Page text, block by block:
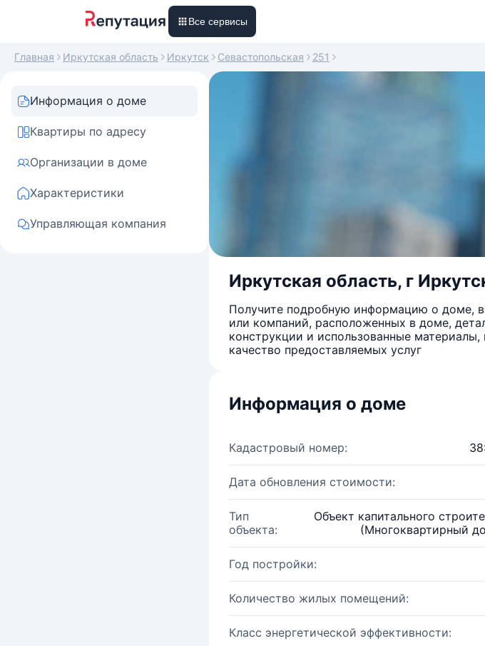
Все сервисы
Главная Иркутская область Иркутск Севастопольская 251
Информация о доме
Квартиры по адресу
Организации в доме
Характеристики
Управляющая компания
Иркутская область, г
Получите подробную информацию о доме,
или компаний, расположенных в доме,
конструкции и использованные
качество предоставляемых услуг
Информация о доме
Кадастровый номер:
Дата обновления стоимости:
Тип
объекта:
Объект капитального
(Многоквартирный
Год постройки:
Количество жилых помещений:
Класс энергетической эффективности: